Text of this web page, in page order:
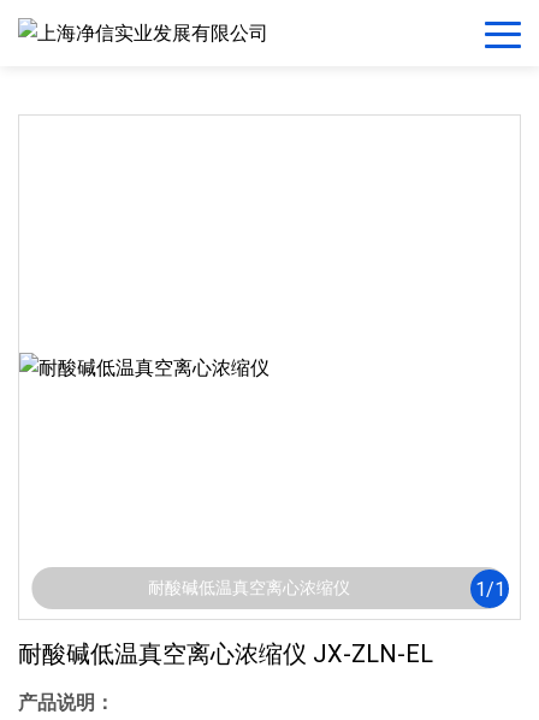
耐酸碱低温真空离心浓缩仪 1/1
耐酸碱低温真空离心浓缩仪 JX-ZLN-EL
产品说明：